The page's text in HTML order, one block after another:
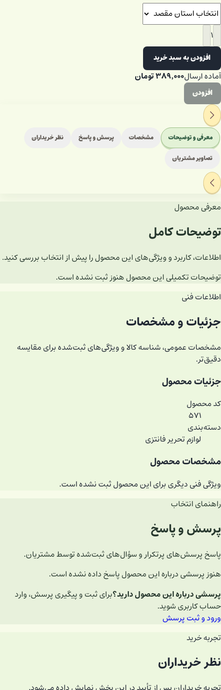
۱
افزودن به سبد خرید
آماده ارسال۳۸۹٬۰۰۰تومان
افزودن
معرفی و توضیحات مشخصات پرسش و پاسخ نظر خریداران
تصاویر مشتریان
معرفی محصول
توضیحات کامل
اطلاعات، کاربرد و ویژگی‌های این محصول را پیش از انتخاب بررسی کنید.
توضیحات تکمیلی این محصول هنوز ثبت نشده است.
اطلاعات فنی
جزئیات و مشخصات
مشخصات عمومی، شناسه کالا و ویژگی‌های ثبت‌شده برای مقایسه
دقیق‌تر.
جزئیات محصول
کد محصول
۵۷۱
دسته‌بندی
لوازم تحریر فانتزی
مشخصات محصول
ویژگی فنی دیگری برای این محصول ثبت نشده است.
راهنمای انتخاب
پرسش و پاسخ
پاسخ پرسش‌های پرتکرار و سؤال‌های ثبت‌شده توسط مشتریان.
هنوز پرسشی درباره این محصول پاسخ داده نشده است.
پرسشی درباره این محصول دارید؟برای ثبت و پیگیری پرسش، وارد
حساب کاربری شوید.
ورود و ثبت پرسش
تجربه خرید
نظر خریداران